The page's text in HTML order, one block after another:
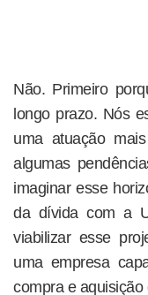
Não. Primeiro
longo prazo. Nós
uma atuação
algumas
imaginar esse
da dívida com a
viabilizar esse
uma empresa
compra e